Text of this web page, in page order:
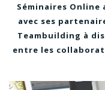
Séminaires
avec ses
Teambuilding à
entre les